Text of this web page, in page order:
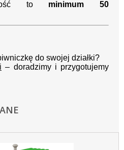
to minimum 50
do swojej działki?
– doradzimy i przygotujemy